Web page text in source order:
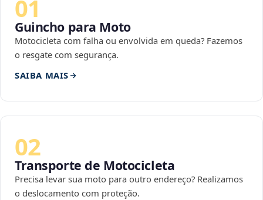
01
Guincho para Moto
Motocicleta com falha ou envolvida em queda? Fazemos
o resgate com segurança.
SAIBA MAIS
02
Transporte de Motocicleta
Precisa levar sua moto para outro endereço? Realizamos
o deslocamento com proteção.